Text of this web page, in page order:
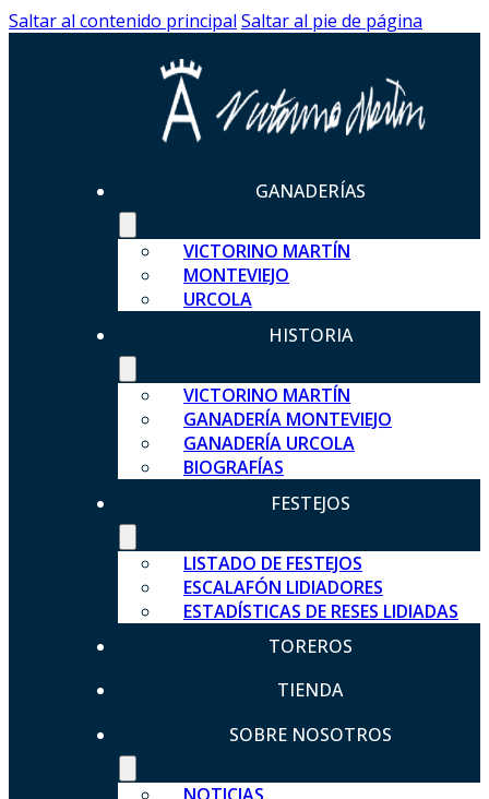
Saltar al contenido principal Saltar al pie de página
GANADERÍAS
VICTORINO MARTÍN
MONTEVIEJO
URCOLA
HISTORIA
VICTORINO MARTÍN
GANADERÍA MONTEVIEJO
GANADERÍA URCOLA
BIOGRAFÍAS
FESTEJOS
LISTADO DE FESTEJOS
ESCALAFÓN LIDIADORES
ESTADÍSTICAS DE RESES LIDIADAS
TOREROS
TIENDA
SOBRE NOSOTROS